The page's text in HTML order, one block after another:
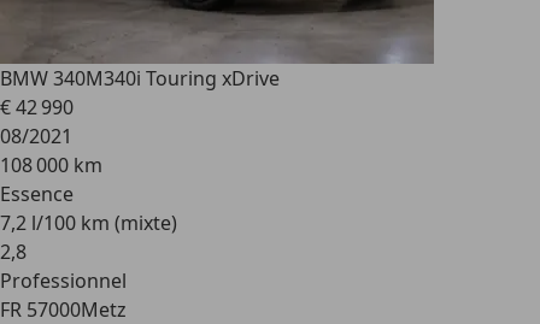
BMW 340M340i Touring xDrive
€ 42 990
08/2021
108 000 km
Essence
7,2 l/100 km (mixte)
2,8
Professionnel
FR 57000Metz